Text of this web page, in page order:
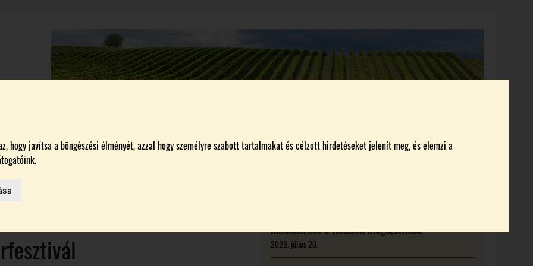
hogy javítsa a böngészési élményét, azzal hogy személyre szabott tartalmakat és célzott hirdetéseket jelenít meg, és elemzi a
IDÉN
kulcskérdés a fiatalok megszólítása
2026. július 20.